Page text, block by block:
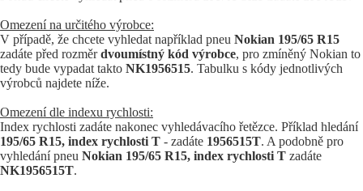
Omezení na určitého výrobce:
V případě, že chcete vyhledat například pneu Nokian 195/65 R15
zadáte před rozměrdvoumístný kód výrobce, pro zmíněný Nokian to
tedy bude vypadat takto NK1956515. Tabulku s kódy jednotlivých
výrobců najdete níže.
Omezení dle indexu rychlosti:
Index rychlosti zadáte nakonec vyhledávacího řetězce. Příklad hledání
195/65 R15, index rychlosti T - zadáte 1956515T. A podobně pro
vyhledání pneu Nokian 195/65 R15, index rychlosti T zadáte
NK1956515T.